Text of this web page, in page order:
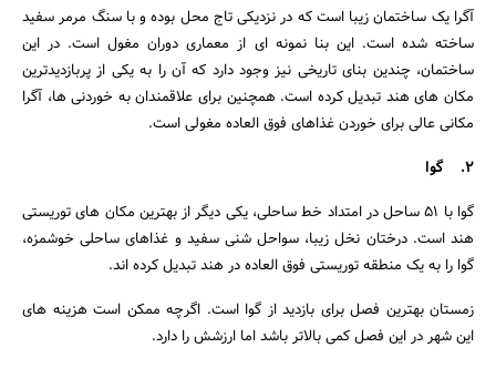
آگرا یک ساختمان زیبا است که در نزدیکی تاج محل بوده و با سنگ مرمر سفید
ساخته شده است. این بنا نمونه ای از معماری دوران مغول است. در این
ساختمان، چندین بنای تاریخی نیز وجود دارد که آن را به یکی از پربازدیدترین
مکان های هند تبدیل کرده است. همچنین برای علاقمندان به خوردنی ها، آگرا
مکانی عالی برای خوردن غذاهای فوق العاده مغولی است.
2. گوا
گوا با 51 ساحل در امتداد خط ساحلی، یکی دیگر از بهترین مکان های توریستی
هند است. درختان نخل زیبا، سواحل شنی سفید و غذاهای ساحلی خوشمزه،
گوا را به یک منطقه توریستی فوق العاده در هند تبدیل کرده اند.
زمستان بهترین فصل برای بازدید از گوا است. اگرچه ممکن است هزینه های
این شهر در این فصل کمی بالاتر باشد اما ارزشش را دارد.